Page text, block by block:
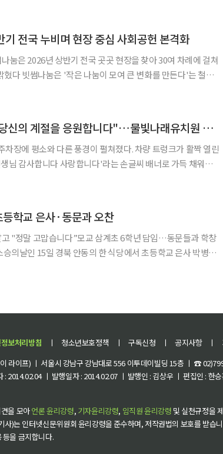
전국 누비며 현장 중심 사회공헌 본격화
눔은 2026년 상반기 전국 곳곳 현장을 찾아 30여 차례에 걸쳐
혔다 빗썸나눔은 '작은 나눔이 모여 큰 변화를 만든다'는 철학
"선생님, 꽃보다 예쁜 당신의 계절을 응원합니다"…물빛나래유치원 출근길 깜짝 이벤트
와 다른 풍경이 펼쳐졌다. 차량 트렁크가 활짝 열린
님 감사합니다 사랑합니다'라는 손글씨 배너로 가득 채워져
학교 은사·동문과 오찬
"정말 고맙습니다”모교 삼계초 6학년 담임…동문들과 학창
보처리방침 ㅣ 청소년보호정책 ㅣ 구독신청 ㅣ 공지사항 ㅣ
라이프) ㅣ 서울시 강남구 강남대로 556 이투데이빌딩 15층 ㅣ ☎
2014.02.04 ㅣ 발행일자 : 2014.02.07 ㅣ 발행인 : 김상우 ㅣ 편집인 : 한
을 모아언론 윤리강령, 기자윤리강령, 임직원 윤리강령 및 실천규정을
사)는 인터넷신문위원회 윤리강령을 준수하며, 저작권법의 보호를 받습
을 금지합니다.